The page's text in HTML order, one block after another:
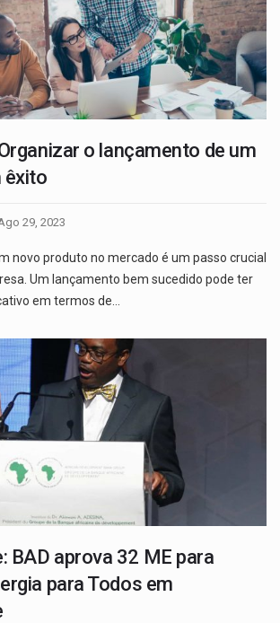
o lançamento de um
êxito
29, 2023
novo produto no mercado é um passo crucial
Um lançamento bem sucedido pode ter
em termos de…
BAD aprova 32 ME para
para Todos em